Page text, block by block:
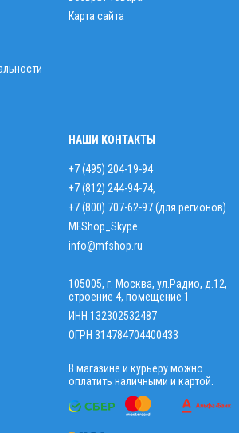
Карта сайта
НАШИ КОНТАКТЫ
+7 (495) 204-19-94
+7 (812) 244-94-74,
+7 (800) 707-62-97 (для регионов)
MFShop_Skype
info@mfshop.ru
105005, г. Москва, ул.Радио, д.12,
строение 4, помещение 1
ИНН 132302532487
ОГРН 314784704400433
В магазине и курьеру можно
оплатить наличными и картой.